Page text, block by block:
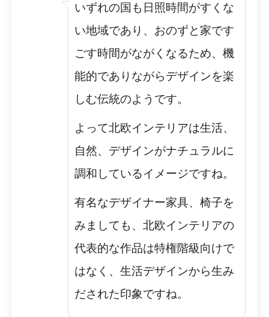
いずれの国も日照時間がすくな
い地域であり、おのずと家です
ごす時間がながくなるため、機
能的でありながらデザインを楽
しむ伝統のようです。
よって北欧インテリアは生活、
自然、デザインがナチュラルに
調和しているイメージですね。
有名なデザイナー家具、椅子を
みましても、北欧インテリアの
代表的な作品は特権階級向けで
はなく、生活デザインから生み
だされた印象ですね。